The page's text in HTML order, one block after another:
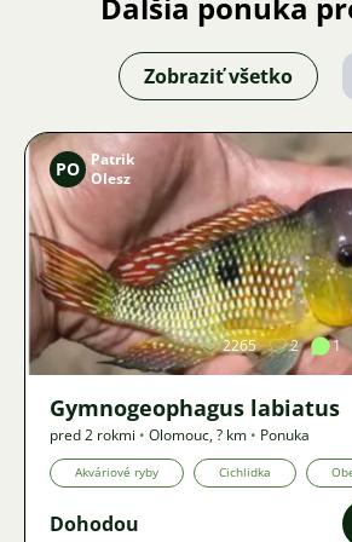
Zobraziť všetko
Obrázok
PO Patrik
Olesz
2265 2 1
Gymnogeophagus labiatus
pred 2 rokmi • Olomouc,? km • Ponuka
Akváriové ryby Cichlidka
Dohodou